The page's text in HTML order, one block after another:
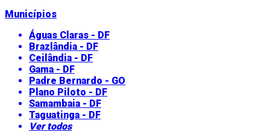
Municípios
Águas Claras - DF
Brazlândia - DF
Ceilândia - DF
Gama - DF
Padre Bernardo - GO
Plano Piloto - DF
Samambaia - DF
Taguatinga - DF
Ver todos